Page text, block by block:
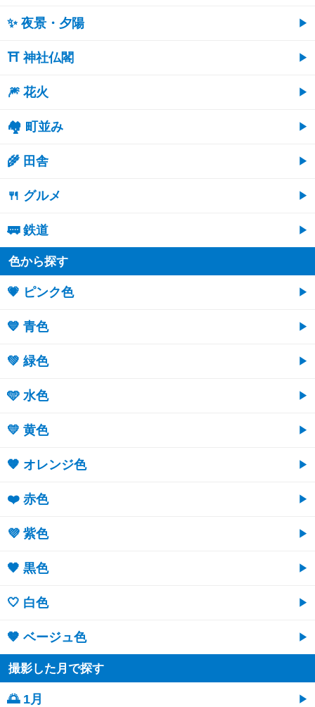
✨ 夜景・夕陽
⛩ 神社仏閣
🎆 花火
🏘 町並み
🌾 田舎
🍴 グルメ
🚃 鉄道
色から探す
💗 ピンク色
💙 青色
💚 緑色
🩵 水色
💛 黄色
🧡 オレンジ色
❤️ 赤色
💜 紫色
🖤 黒色
🤍 白色
🤎 ベージュ色
撮影した月で探す
🌅 1月